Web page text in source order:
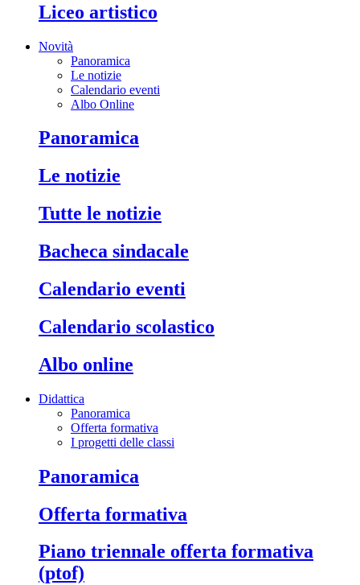
liceo artistico
Novità
Panoramica
Le notizie
Calendario eventi
Albo Online
panoramica
le notizie
tutte le notizie
bacheca sindacale
calendario eventi
calendario scolastico
albo online
Didattica
Panoramica
Offerta formativa
I progetti delle classi
panoramica
offerta formativa
piano triennale offerta formativa
(ptof)